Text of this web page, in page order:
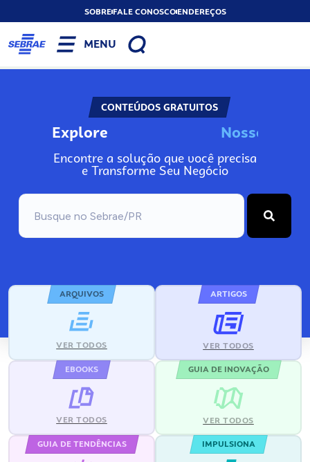
SOBREFALE CONOSCOENDEREÇOS
MENU
CONTEÚDOS GRATUITOS
Explore Nos
Encontre a solução que você precisa
e Transforme Seu Negócio
ARQUIVOS
VER TODOS
ARTIGOS
VER TODOS
EBOOKS
VER TODOS
GUIA DE INOVAÇÃO
VER TODOS
GUIA DE TENDÊNCIAS IMPULSIONA